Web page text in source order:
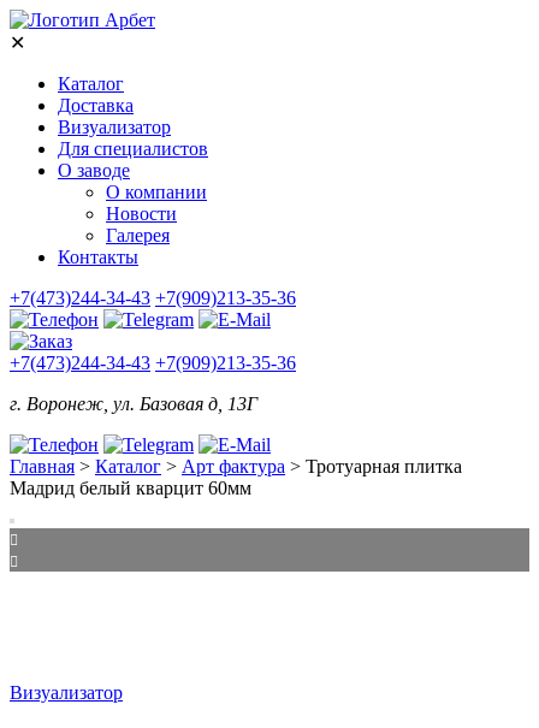
✕
Каталог
Доставка
Визуализатор
Для специалистов
О заводе
О компании
Новости
Галерея
Контакты
+7(473)244-34-43 +7(909)213-35-36
+7(473)244-34-43 +7(909)213-35-36
г. Воронеж, ул. Базовая д, 13Г
Главная > Каталог > Арт фактура > Тротуарная плитка
Мадрид белый кварцит 60мм
Визуализатор